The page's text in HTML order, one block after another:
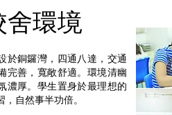
舍環境
於銅鑼灣，四通八達，交通
完善，寬敞舒適。環境清幽
濃厚。學生置身於最理想的
自然事半功倍。